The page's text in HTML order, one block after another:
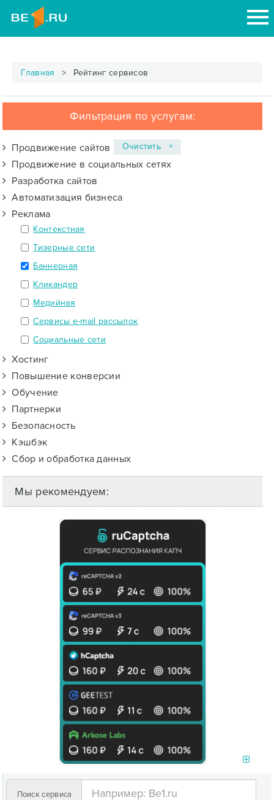
Главная Рейтинг сервисов
Фильтрация по услугам:
Продвижение сайтов
Продвижение в социальных сетях
Разработка сайтов
Автоматизация бизнеса
Реклама
Контекстная
Тизерные сети
Баннерная
Кликандер
Медийная
Сервисы e-mail рассылок
Социальные сети
Хостинг
Повышение конверсии
Обучение
Партнерки
Безопасность
Кэшбэк
Сбор и обработка данных
Очистить ×
Мы рекомендуем:
Поиск сервиса